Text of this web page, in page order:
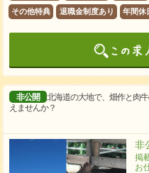
その他特典 退職金制度あり 年間休
非公開
北海道の大地で、畑作と肉
えませんか？
非
掲
お